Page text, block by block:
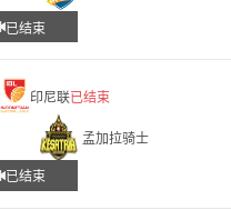
已结束
印尼联已结束
孟加拉骑士
已结束